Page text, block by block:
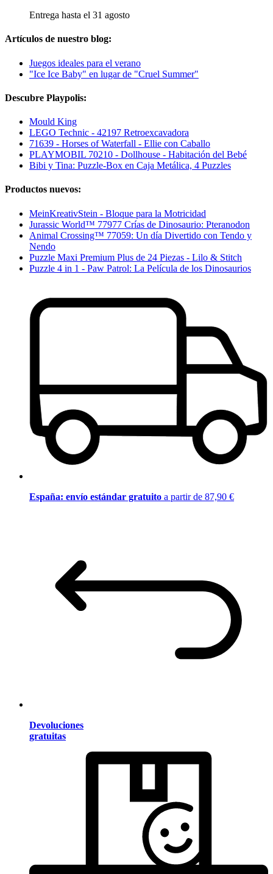
Entrega hasta el 31 agosto
Artículos de nuestro blog:
Juegos ideales para el verano
"Ice Ice Baby" en lugar de "Cruel Summer"
Descubre Playpolis:
Mould King
LEGO Technic - 42197 Retroexcavadora
71639 - Horses of Waterfall - Ellie con Caballo
PLAYMOBIL 70210 - Dollhouse - Habitación del Bebé
Bibi y Tina: Puzzle-Box en Caja Metálica, 4 Puzzles
Productos nuevos:
MeinKreativStein - Bloque para la Motricidad
Jurassic World™ 77977 Crías de Dinosaurio: Pteranodon
Animal Crossing™ 77059: Un día Divertido con Tendo y
Nendo
Puzzle Maxi Premium Plus de 24 Piezas - Lilo & Stitch
Puzzle 4 in 1 - Paw Patrol: La Película de los Dinosaurios
España: envío estándar gratuito a partir de 87,90 €
Devoluciones
gratuitas